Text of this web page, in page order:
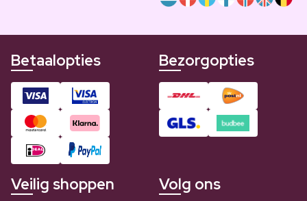
Betaalopties Bezorgopties
Veilig shoppen Volg ons